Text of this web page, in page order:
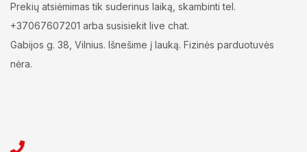
Prekių atsiėmimas tik suderinus laiką, skambinti tel.
+37067607201 arba susisiekit live chat.
Gabijos g. 38, Vilnius. Išnešime į lauką. Fizinės parduotuvės
nėra.